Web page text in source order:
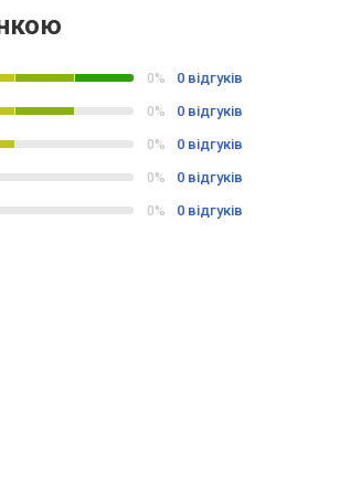
0% 0 відгуків
0% 0 відгуків
0% 0 відгуків
0% 0 відгуків
0% 0 відгуків